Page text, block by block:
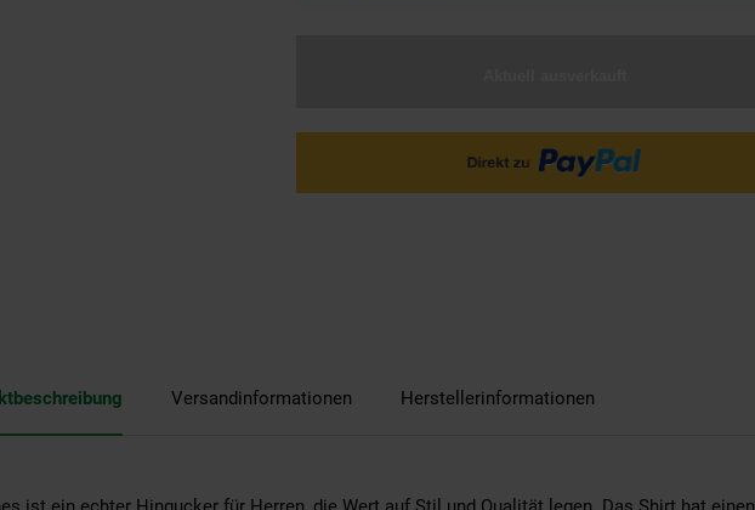
Versandinformationen Herstellerinformationen